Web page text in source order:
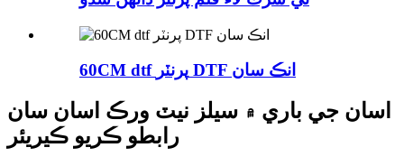
60CM dtf پرنٽر DTF انڪ سان
اسان جي باري ۾ سيلز نيٽ ورڪ اسان سان
رابطو ڪريو ڪيريئر